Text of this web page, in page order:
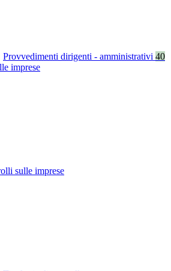
Provvedimenti dirigenti - amministrativi 40
imprese
sulle imprese